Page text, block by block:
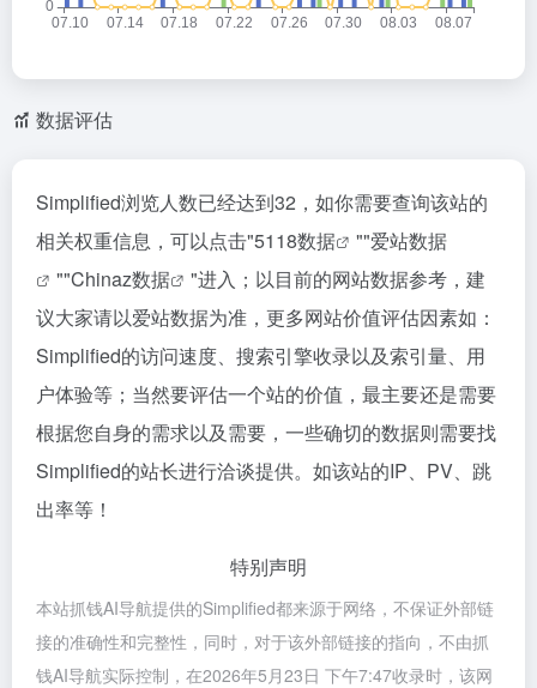
数据评估
Simplified浏览人数已经达到32，如你需要查询该站的
相关权重信息，可以点击"5118数据 ""爱站数据
""Chinaz数据
"进入；以目前的网站数据参考，建
议大家请以爱站数据为准，更多网站价值评估因素如：
Simplified的访问速度、搜索引擎收录以及索引量、用
户体验等；当然要评估一个站的价值，最主要还是需要
根据您自身的需求以及需要，一些确切的数据则需要找
Simplified的站长进行洽谈提供。如该站的IP、PV、跳
出率等！
特别声明
本站抓钱AI导航提供的Simplified都来源于网络，不保证外部链
接的准确性和完整性，同时，对于该外部链接的指向，不由抓
钱AI导航实际控制，在2026年5月23日 下午7:47收录时，该网